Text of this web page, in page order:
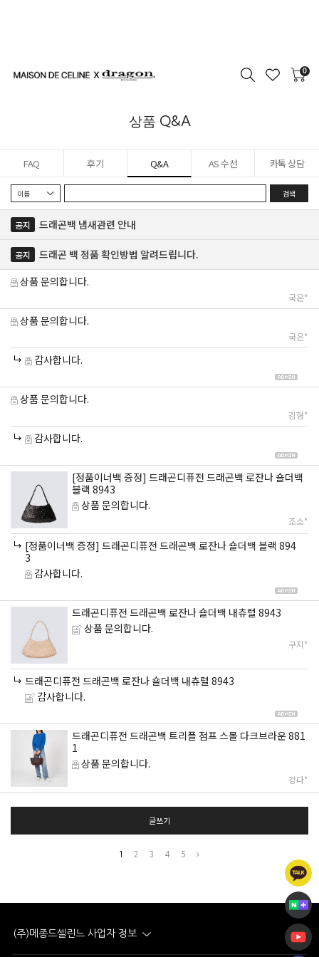
0
상품 Q&A
FAQ 후기 Q&A AS 수선 카톡 상담
검색
공지 드래곤백 냄새관련 안내
공지
드래곤 백 정품 확인방법 알려드립니다.
상품 문의합니다.
국은*
상품 문의합니다.
국은*
감사합니다.
상품 문의합니다.
김형*
감사합니다.
[정품이너백 증정] 드래곤디퓨전 드래곤백 로잔나 숄더백
블랙 8943
상품 문의합니다.
조소*
[정품이너백 증정] 드래곤디퓨전 드래곤백 로잔나 숄더백 블랙 894
3
감사합니다.
드래곤디퓨전 드래곤백 로잔나 숄더백 내츄럴 8943
상품 문의합니다.
구지*
드래곤디퓨전 드래곤백 로잔나 숄더백 내츄럴 8943
감사합니다.
드래곤디퓨전 드래곤백 트리플 점프 스몰 다크브라운 881
1
상품 문의합니다.
강다*
글쓰기
1 2 3 4 5
(주)메종드셀린느 사업자 정보